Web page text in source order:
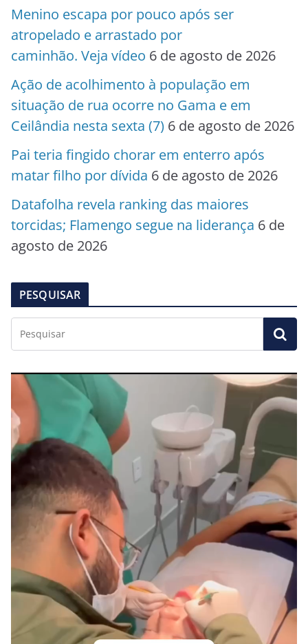
Menino escapa por pouco após ser
atropelado e arrastado por
caminhão. Veja vídeo 6 de agosto de 2026
Ação de acolhimento à população em
situação de rua ocorre no Gama e em
Ceilândia nesta sexta (7) 6 de agosto de 2026
Pai teria fingido chorar em enterro após
matar filho por dívida 6 de agosto de 2026
Datafolha revela ranking das maiores
torcidas; Flamengo segue na liderança 6 de
agosto de 2026
PESQUISAR